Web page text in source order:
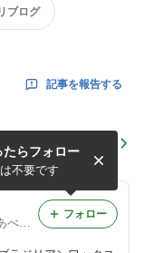
ブログ
記事を報告する
8月キャンペーン♪
たらフォロー
不要です
フォロー